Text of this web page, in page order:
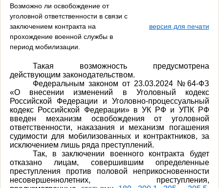
Возможно ли освобождение от
уголовной ответственности в связи с
заключением контракта на
прохождение военной службы в
период мобилизации.
версия для печати
Такая возможность предусмотрена
действующим законодательством.
Федеральным законом от 23.03.2024 №64-ФЗ
«О внесении изменений в Уголовный кодекс
Российской Федерации и Уголовно-процессуальный
кодекс Российской Федерации» в УК РФ и УПК РФ
введен механизм освобождения от уголовной
ответственности, наказания и механизм погашения
судимости для мобилизованных и контрактников, за
исключением лишь ряда преступлений.
Так, в заключении военного контракта будет
отказано лицам, совершившим определенные
преступления против половой неприкосновенности
несовершеннолетних, преступления,